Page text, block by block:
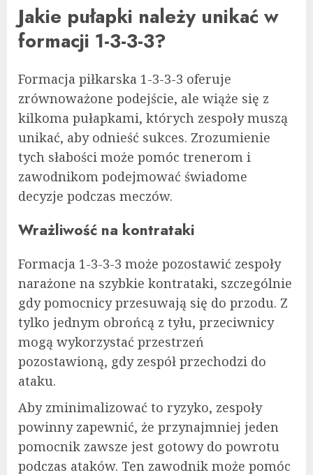
Jakie pułapki należy unikać w
formacji 1-3-3-3?
Formacja piłkarska 1-3-3-3 oferuje
zrównoważone podejście, ale wiąże się z
kilkoma pułapkami, których zespoły muszą
unikać, aby odnieść sukces. Zrozumienie
tych słabości może pomóc trenerom i
zawodnikom podejmować świadome
decyzje podczas meczów.
Wrażliwość na kontrataki
Formacja 1-3-3-3 może pozostawić zespoły
narażone na szybkie kontrataki, szczególnie
gdy pomocnicy przesuwają się do przodu. Z
tylko jednym obrońcą z tyłu, przeciwnicy
mogą wykorzystać przestrzeń
pozostawioną, gdy zespół przechodzi do
ataku.
Aby zminimalizować to ryzyko, zespoły
powinny zapewnić, że przynajmniej jeden
pomocnik zawsze jest gotowy do powrotu
podczas ataków. Ten zawodnik może pomóc